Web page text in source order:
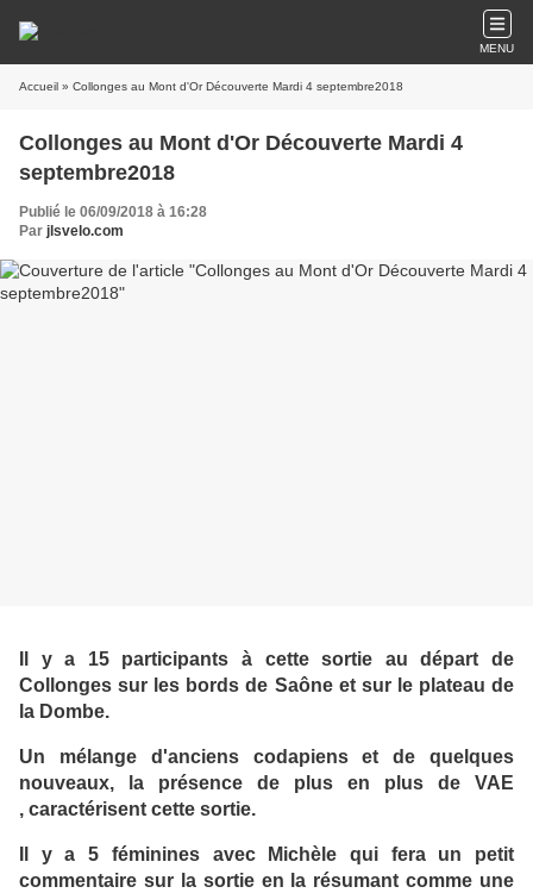
MENU
Accueil » Collonges au Mont d'Or Découverte Mardi 4 septembre2018
Collonges au Mont d'Or Découverte Mardi 4
septembre2018
Publié le 06/09/2018 à 16:28
Par jlsvelo.com
Il y a 15 participants à cette sortie au départ de
Collonges sur les bords de Saône et sur le plateau de
la Dombe.
Un mélange d'anciens codapiens et de quelques
nouveaux, la présence de plus en plus de VAE
, caractérisent cette sortie.
Il y a 5 féminines avec Michèle qui fera un petit
commentaire sur la sortie en la résumant comme une